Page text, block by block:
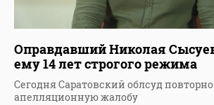
Оправдавший Николая
ему 14 лет строгого режима
Сегодня Саратовский облсуд
апелляционную жалобу